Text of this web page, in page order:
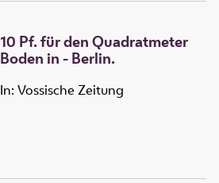
10 Pf. für den Quadratmeter
Boden in - Berlin.
In: Vossische Zeitung